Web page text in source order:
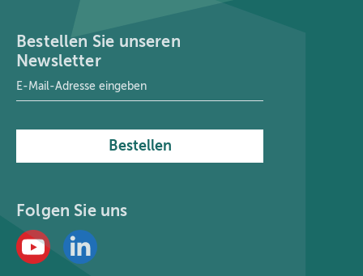
Bestellen Sie unseren
Newsletter
E-Mail-Adresse
Bestellen
Folgen Sie uns